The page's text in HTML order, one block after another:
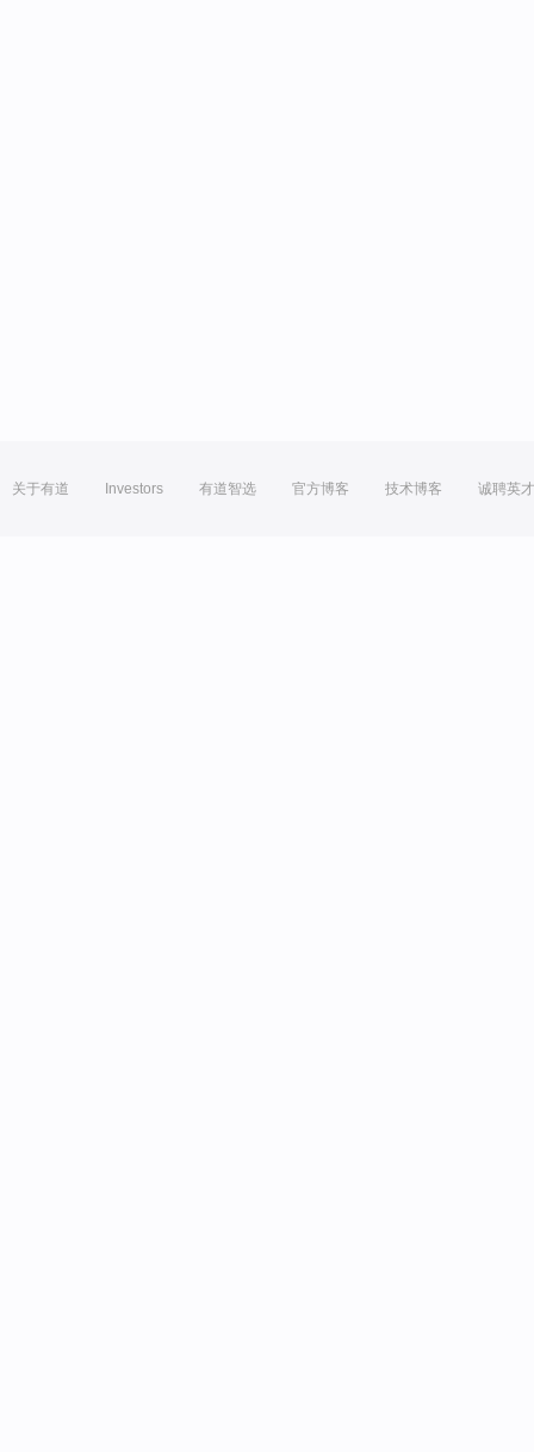
关于有道 Investors 有道智选 官方博客 技术博客 诚聘英才